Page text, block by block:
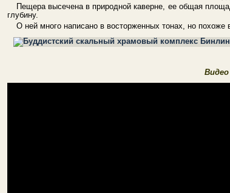
Пещера высечена в природной каверне, ее общая
глубину.
О ней много написано в восторженных тонах, но
Видео